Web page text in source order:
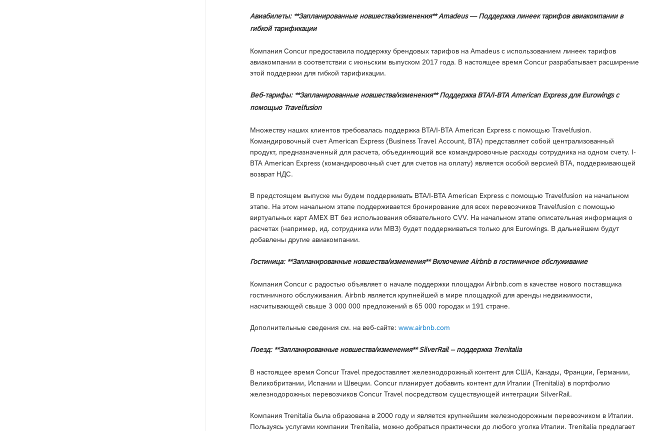
Авиабилеты: **Запланированные новшества/изменения** Amadeus — Поддержка линеек тарифов авиакомпании в
гибкой тарификации
Компания Concur предоставила поддержку брендовых тарифов на Amadeus с использованием линеек тарифов
авиакомпании в соответствии с июньским выпуском 2017 года. В настоящее время Concur разрабатывает расширение
этой поддержки для гибкой тарификации.
Веб-тарифы: **Запланированные новшества/изменения** Поддержка BTA/I-BTA American Express для Eurowings с
помощью Travelfusion
Множеству наших клиентов требовалась поддержка BTA/I-BTA American Express с помощью Travelfusion.
Командировочный счет American Express (Business Travel Account, BTA) представляет собой централизованный
продукт, предназначенный для расчета, объединяющий все командировочные расходы сотрудника на одном счету. I-
BTA American Express (командировочный счет для счетов на оплату) является особой версией BTA, поддерживающей
возврат НДС.
В предстоящем выпуске мы будем поддерживать BTA/I-BTA American Express с помощью Travelfusion на начальном
этапе. На этом начальном этапе поддерживается бронирование для всех перевозчиков Travelfusion с помощью
виртуальных карт AMEX BT без использования обязательного CVV. На начальном этапе описательная информация о
расчетах (например, ид. сотрудника или МВЗ) будет поддерживаться только для Eurowings. В дальнейшем будут
добавлены другие авиакомпании.
Гостиница: **Запланированные новшества/изменения** Включение Airbnb в гостиничное обслуживание
Компания Concur с радостью объявляет о начале поддержки площадки Airbnb.com в качестве нового поставщика
гостиничного обслуживания. Airbnb является крупнейшей в мире площадкой для аренды недвижимости,
насчитывающей свыше 3 000 000 предложений в 65 000 городах и 191 стране.
Дополнительные сведения см. на веб-сайте: www.airbnb.com
Поезд: **Запланированные новшества/изменения** SilverRail – поддержка Trenitalia
В настоящее время Concur Travel предоставляет железнодорожный контент для США, Канады, Франции, Германии,
Великобритании, Испании и Швеции. Concur планирует добавить контент для Италии (Trenitalia) в портфолио
железнодорожных перевозчиков Concur Travel посредством существующей интеграции SilverRail.
Компания Trenitalia была образована в 2000 году и является крупнейшим железнодорожным перевозчиком в Италии.
Пользуясь услугами компании Trenitalia, можно добраться практически до любого уголка Италии. Trenitalia предлагает